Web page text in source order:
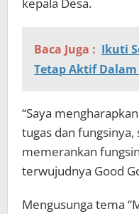
Baca Juga : Ikuti
Tetap Aktif
“Saya
tugas dan fungsinya,
memerankan
terwujudnya Good
Mengusunga tema